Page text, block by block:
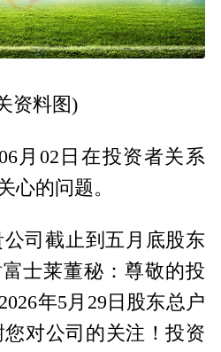
资料图)
月02日在投资者关系
心的问题。
司截止到五月底股东
士莱董秘：尊敬的投
年5月29日股东总户
您对公司的关注！投资